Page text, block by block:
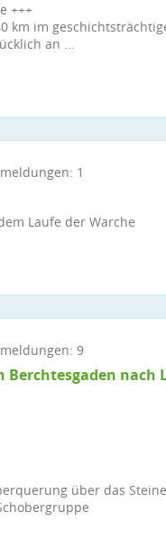
+++
km im
an ...
1
Laufe der Warche
9
nach
über das